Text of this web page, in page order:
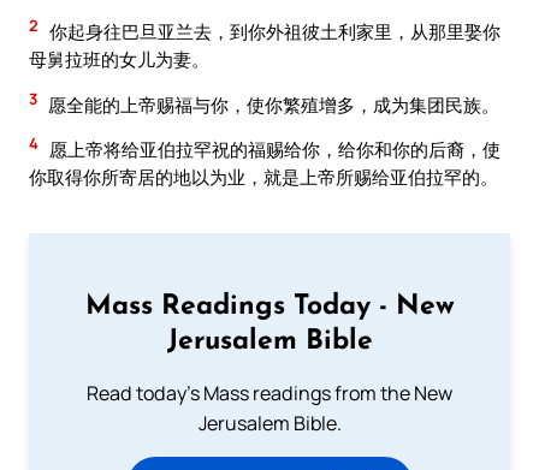
2 你起身往巴旦亚兰去，到你外祖彼土利家里，从那里娶你
母舅拉班的女儿为妻。
3 愿全能的上帝赐福与你，使你繁殖增多，成为集团民族。
4 愿上帝将给亚伯拉罕祝的福赐给你，给你和你的后裔，使
你取得你所寄居的地以为业，就是上帝所赐给亚伯拉罕的。
Mass Readings Today - New
Jerusalem Bible
Read today's Mass readings from the New
Jerusalem Bible.